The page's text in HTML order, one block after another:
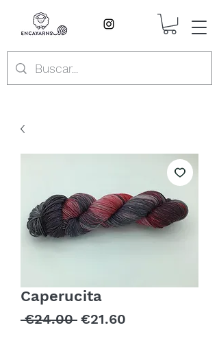
Caperucita
€24.00 Regular
€21.60